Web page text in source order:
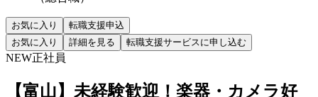
お気に入り
転職支援申込
お気に入り
詳細を見る 転職支援サービスに申し込む
NEW正社員
【富山】未経験歓迎！楽器・カメラ好